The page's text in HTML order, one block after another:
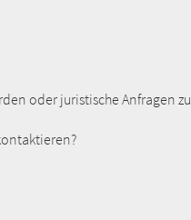
oder juristische Anfragen zu